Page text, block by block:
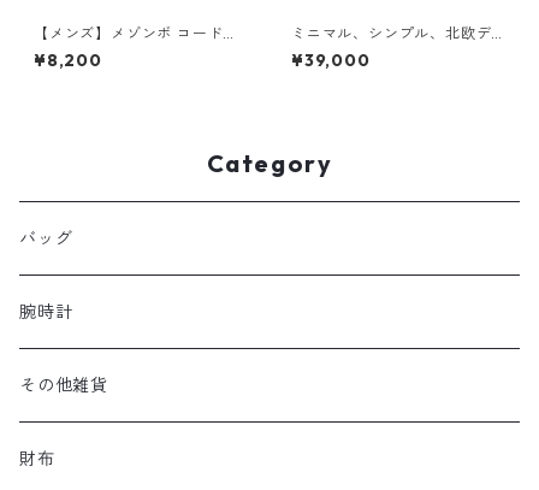
【メンズ】メゾンボ コードブ
レスレット(ブルーのみ)
¥8,200
ミニマル、シンプル、北欧デ
ザイン。利便性を突き詰めた
「A-1 Automatic」
¥39,000
Category
バッグ
腕時計
その他雑貨
財布